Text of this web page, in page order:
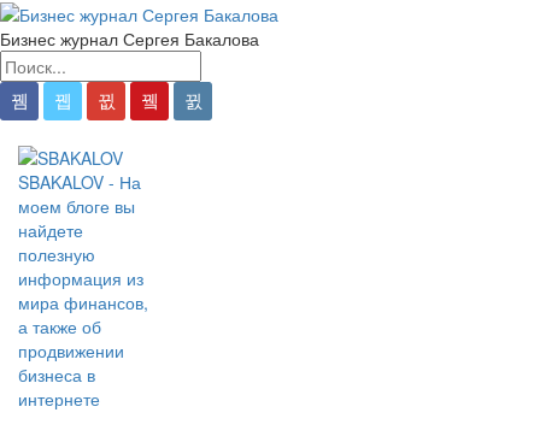
Бизнес журнал Сергея Бакалова
SBAKALOV - На
моем блоге вы
найдете
полезную
информация из
мира финансов,
а также об
продвижении
бизнеса в
интернете